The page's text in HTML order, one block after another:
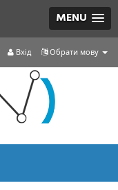
MENU
Обрати мову
Вхід